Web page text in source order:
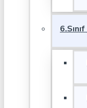
6.Sınıf